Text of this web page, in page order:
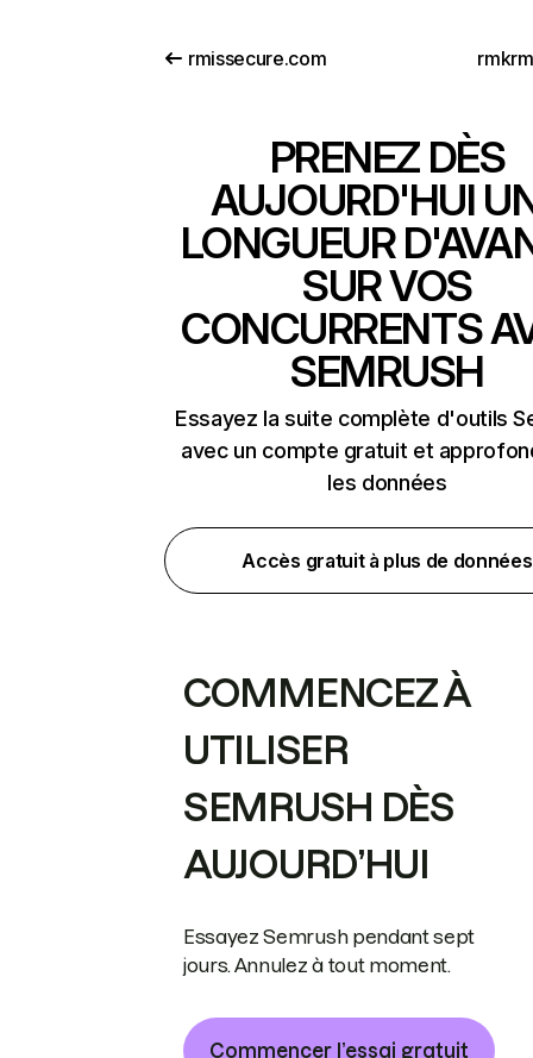
rmissecure.com
PRENEZ DÈS
AUJOURD'HUI
LONGUEUR
SUR VOS
CONCURRENTS
SEMRUSH
Essayez la suite complète d'outils
avec un compte gratuit et
les données
Accès gratuit à plus de données
COMMENCEZ À
UTILISER
SEMRUSH DÈS
AUJOURD’HUI
Essayez Semrush pendant sept
jours. Annulez à tout moment.
Commencer l’essai gratuit